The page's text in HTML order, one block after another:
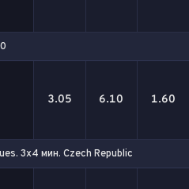
3.05 6.10 1.60
3х4 мин. Czech Republic